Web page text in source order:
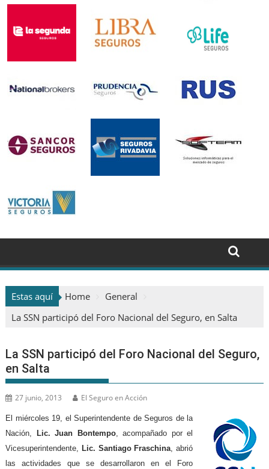
Estas aquí Home
General
La SSN participó del Foro Nacional del Seguro, en Salta
La SSN participó del Foro Nacional del Seguro,
en Salta
27 junio, 2013 El Seguro en Acción
El miércoles 19, el Superintendente de Seguros de la
Nación,
Lic. Juan Bontempo, acompañado por el
Vicesuperintendente, Lic. Santiago Fraschina, abrió
las actividades que se desarrollaron en el Foro